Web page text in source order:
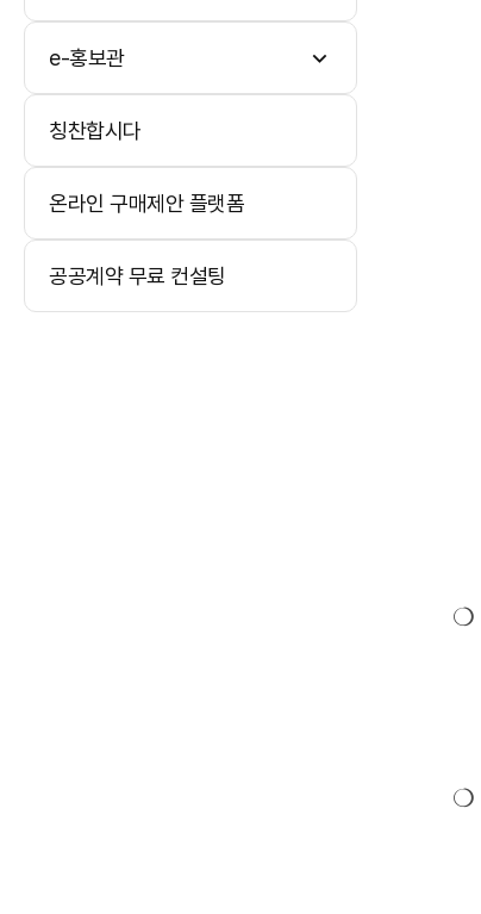
e-홍보관
칭찬합시다
온라인 구매제안 플랫폼
공공계약 무료 컨설팅
❍
❍